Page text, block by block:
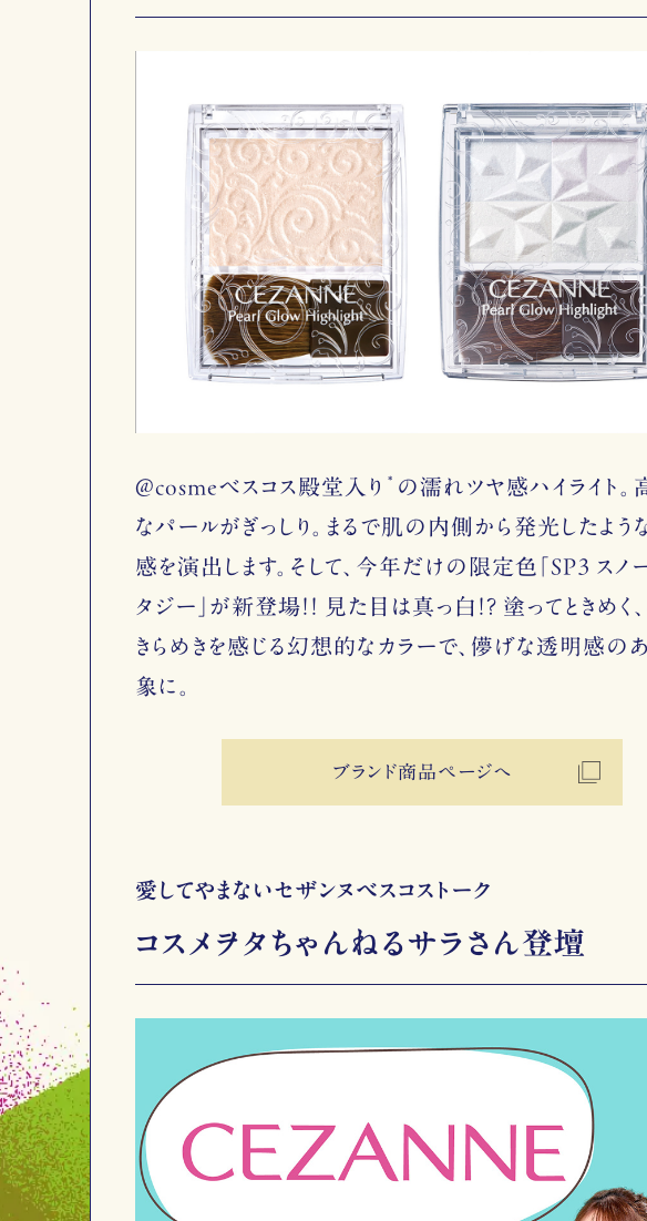
@cosmeベスコス殿堂入り * の濡れツヤ感ハイライト。
なパールがぎっしり。まるで肌の内側から発光したよう
感を演出します。そして、今年だけの限定色「SP3 スノ
タジー」が新登場!! 見た目は真っ白!? 塗ってときめく
きらめきを感じる幻想的なカラーで、儚げな透明感の
象に。
ブランド商品ページへ
愛してやまないセザンヌベスコストーク
コスメヲタちゃんねるサラさん登壇